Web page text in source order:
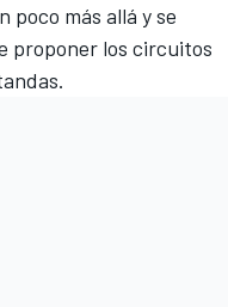
poco más allá y se
proponer los circuitos